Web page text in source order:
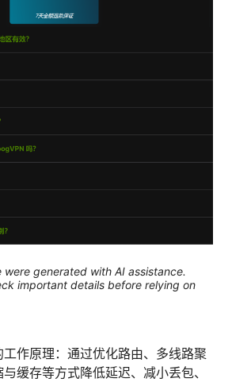
generated with AI assistance.
important details before relying on
工作原理：通过优化路由、多线路聚
缓存等方式降低延迟、减小丢包、